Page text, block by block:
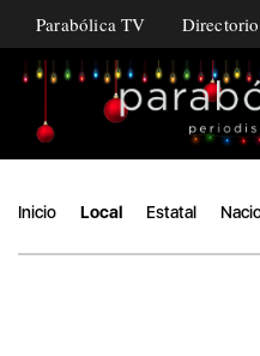
Parabólica TV Directorio
Inicio Local Estatal